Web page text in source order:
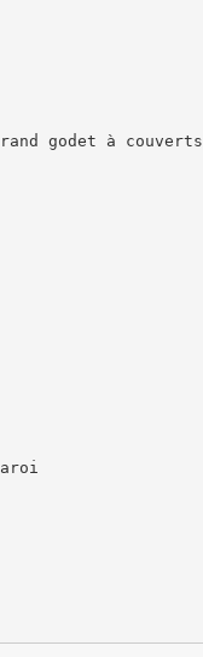
godet à couverts